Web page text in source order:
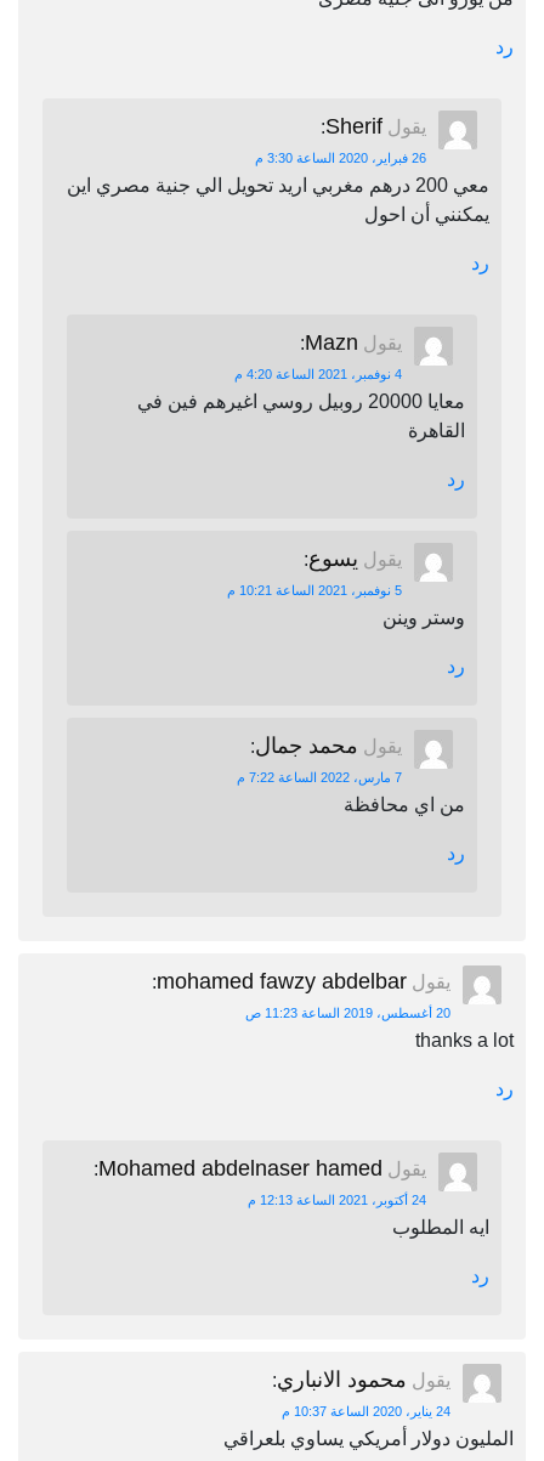
رد
يقول Sherif
:
26 فبراير، 2020 الساعة 3:30 م
معي 200 درهم مغربي اريد تحويل الي جنية مصري اين
يمكنني أن احول
رد
يقول Mazn
:
4 نوفمبر، 2021 الساعة 4:20 م
معايا 20000 روبيل روسي اغيرهم فين في
القاهرة
رد
يقول يسوع:
5 نوفمبر، 2021 الساعة 10:21 م
وستر وينن
رد
يقول محمد جمال:
7 مارس، 2022 الساعة 7:22 م
من اي محافظة
رد
يقول mohamed fawzy abdelbar
:
20 أغسطس، 2019 الساعة 11:23 ص
thanks a lot
رد
يقول Mohamed abdelnaser hamed
:
24 أكتوبر، 2021 الساعة 12:13 م
ايه المطلوب
رد
يقول محمود الانباري:
24 يناير، 2020 الساعة 10:37 م
المليون دولار أمريكي يساوي بلعراقي